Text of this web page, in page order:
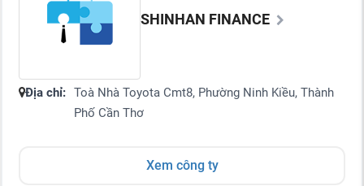
SHINHAN FINANCE
Địa chỉ: Toà Nhà Toyota Cmt8, Phường Ninh Kiều, Thành
Phố Cần Thơ
Xem công ty